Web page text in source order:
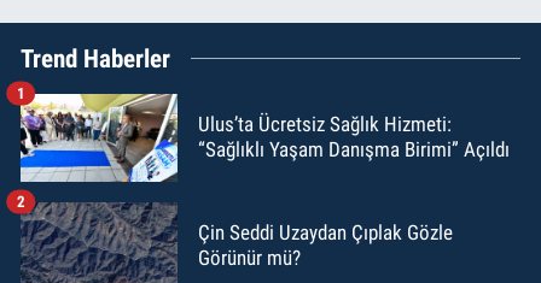
Trend Haberler
Ulus’ta Ücretsiz Sağlık Hizmeti:
“Sağlıklı Yaşam Danışma Birimi” Açıldı
1
Çin Seddi Uzaydan Çıplak Gözle
Görünür mü?
2